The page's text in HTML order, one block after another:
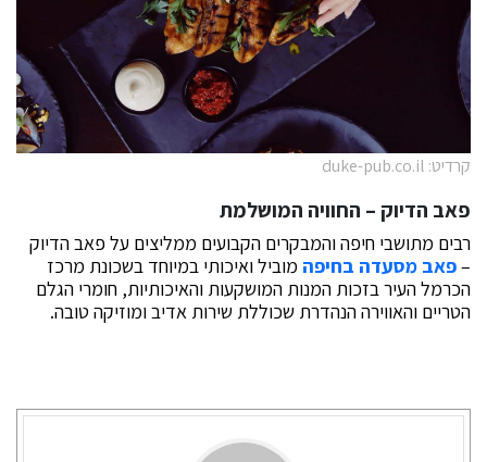
קרדיט: duke-pub.co.il
פאב הדיוק – החוויה המושלמת
רבים מתושבי חיפה והמבקרים הקבועים ממליצים על פאב הדיוק
–פאב מסעדה בחיפה מוביל ואיכותי במיוחד בשכונת מרכז
הכרמל העיר בזכות המנות המושקעות והאיכותיות, חומרי הגלם
הטריים והאווירה הנהדרת שכוללת שירות אדיב ומוזיקה טובה.